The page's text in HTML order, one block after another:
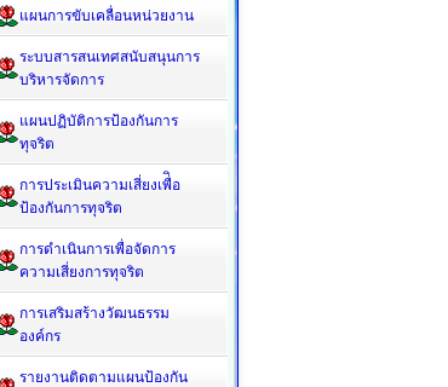
แผนการขับเคลื่อนหน่วยงาน
ระบบสารสนเทศสนับสนุนการ
บริหารจัดการ
แผนปฏิบัติการป้องกันการ
ทุจริต
การประเมินความเสี่ยงเพื่ิอ
ป้องกันการทุจริต
การดำเนินการเพื่อจัดการ
ความเสี่ยงการทุจริต
การเสริมสร้างวัฒนธรรม
องค์กร
รายงานติดตามแผนป้องกัน